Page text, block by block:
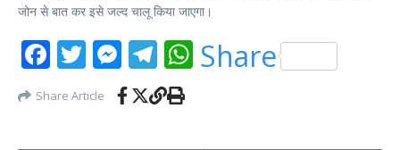
जोन से बात कर इसे जल्द चालू किया जाएगा।
Facebook
Twitter
Messenger
Telegram
WhatsApp
Share
Share Article